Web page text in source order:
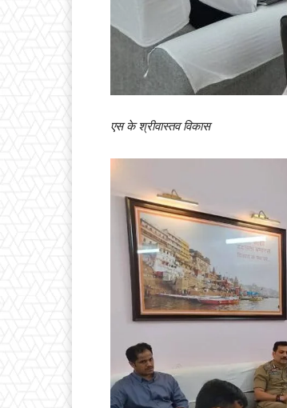
एस के श्रीवास्तव विकास